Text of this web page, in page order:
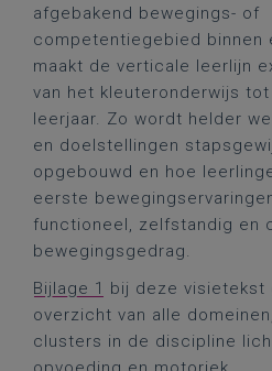
afgebakend bewegings- of
competentiegebied binnen
maakt de verticale leerlijn
van het kleuteronderwijs
leerjaar. Zo wordt helder
en doelstellingen
opgebouwd en hoe
eerste
functioneel, zelfstandig en
bewegingsgedrag.
Bijlage 1 bij deze visietekst
overzicht van alle
clusters in de discipline